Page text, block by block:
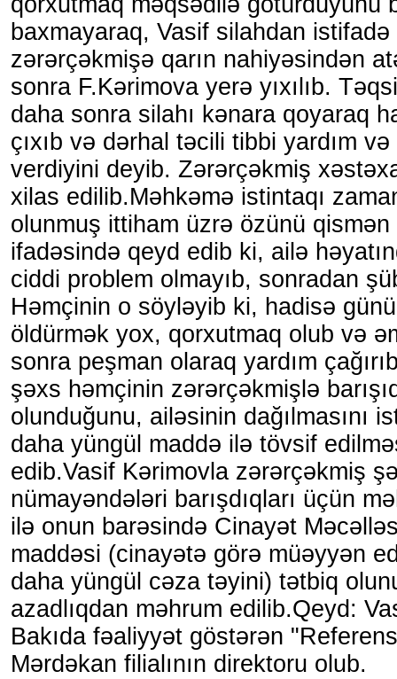
baxmayaraq, Vasif silahdan
zərərçəkmişə qarın nahiyəsindən
sonra F.Kərimova yerə yıxılıb.
daha sonra silahı kənara qoyaraq
çıxıb və dərhal təcili tibbi yardım
verdiyini deyib. Zərərçəkmiş
xilas edilib.Məhkəmə istintaqı
olunmuş ittiham üzrə özünü
ifadəsində qeyd edib ki, ailə
ciddi problem olmayıb, sonradan
Həmçinin o söyləyib ki, hadisə
öldürmək yox, qorxutmaq olub və
sonra peşman olaraq yardım
şəxs həmçinin zərərçəkmişlə
olunduğunu, ailəsinin dağılmasını
daha yüngül maddə ilə tövsif
edib.Vasif Kərimovla zərərçəkmiş
nümayəndələri barışdıqları üçün
ilə onun barəsində Cinayət
maddəsi (cinayətə görə müəyyən
daha yüngül cəza təyini) tətbiq
azadlıqdan məhrum edilib.Qeyd:
Bakıda fəaliyyət göstərən
Mərdəkan filialının direktoru olub.